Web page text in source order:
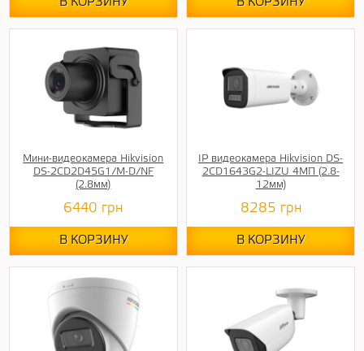
В КОРЗИНУ В КОРЗИНУ
Мини-видеокамера Hikvision
DS-2CD2D45G1/M-D/NF
(2.8мм)
6440 грн
В КОРЗИНУ
IP видеокамера Hikvision DS-
2CD1643G2-LIZU 4МП (2.8-
12мм)
8285 грн
В КОРЗИНУ